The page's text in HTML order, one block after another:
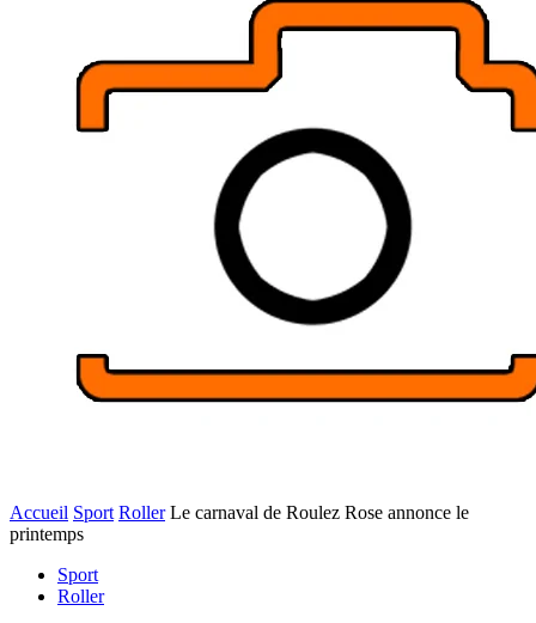
Accueil Sport Roller Le carnaval de Roulez Rose annonce le
printemps
Sport
Roller